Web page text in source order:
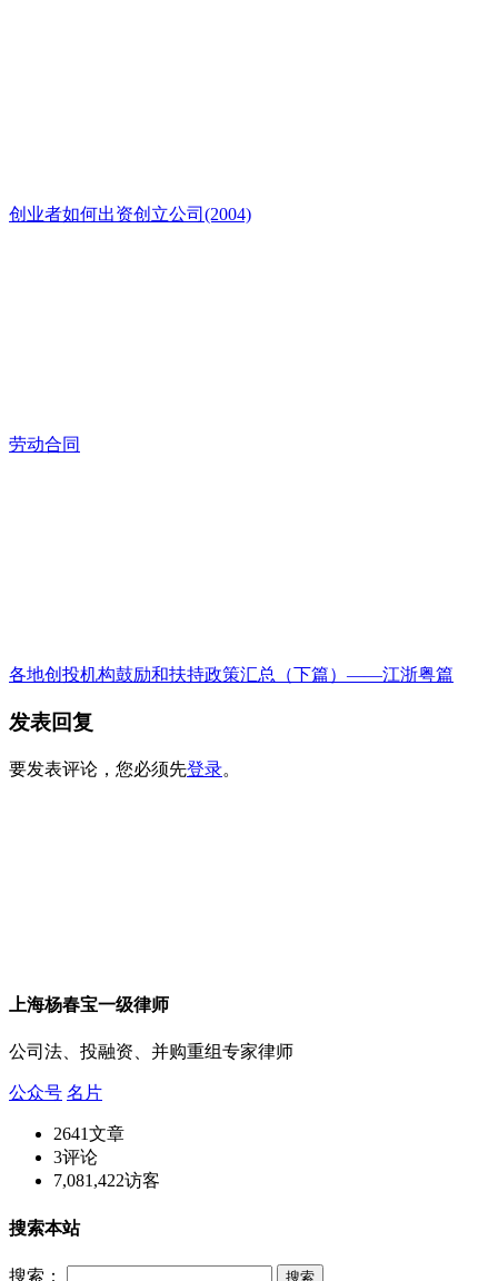
创业者如何出资创立公司(2004)
劳动合同
各地创投机构鼓励和扶持政策汇总（下篇）——江浙粤篇
发表回复
要发表评论，您必须先登录。
上海杨春宝一级律师
公司法、投融资、并购重组专家律师
公众号 名片
2641文章
3评论
7,081,422访客
搜索本站
搜索：